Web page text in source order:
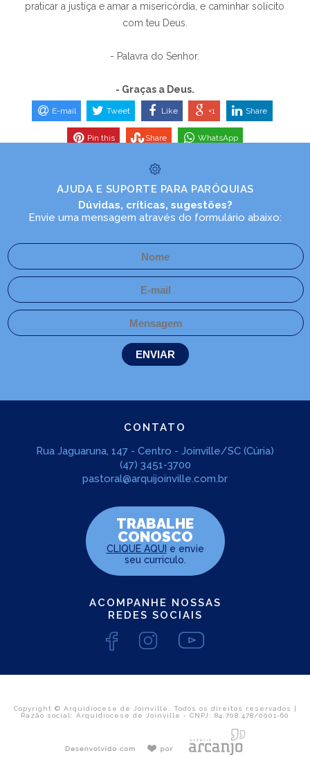
praticar a justiça e amar a misericórdia, e caminhar solícito
com teu Deus.
- Palavra do Senhor.
- Graças a Deus.
E-mail Tweet Like +1 Share
Pin this Share WhatsApp
AJUDA E SUPORTE PARA PARÓQUIAS
Dúvidas, críticas, sugestões?
Envie uma mensagem através do formulário abaixo:
CONTATO
Rua Jaguaruna, 147 - Centro - Joinville/SC (Cúria)
(47) 3451-3700
pastoral@arquijoinville.com.br
TRABALHE
CONOSCO
CLIQUE AQUI e envie
seu curriculo.
ACOMPANHE NOSSAS
REDES SOCIAIS
Copyright © Arquidiocese de Joinville. Todos os direitos reservados |
Razão social: Arquidiocese de Joinville - CNPJ: 84.708.478/0001-60